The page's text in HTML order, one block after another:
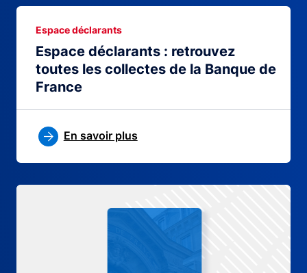
Espace déclarants : retrouvez
toutes les collectes de la Banque de
France
Espace déclarants
En savoir plus